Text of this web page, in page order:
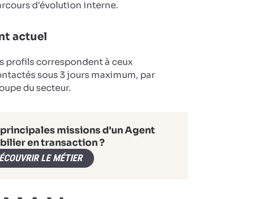
d'évolution interne.
actuel
profils correspondent à ceux
sous 3 jours maximum, par
du secteur.
missions d'un Agent
en transaction ?
LE MÉTIER